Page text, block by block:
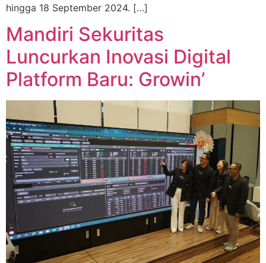
hingga 18 September 2024. […]
Mandiri Sekuritas
Luncurkan Inovasi Digital
Platform Baru: Growin’